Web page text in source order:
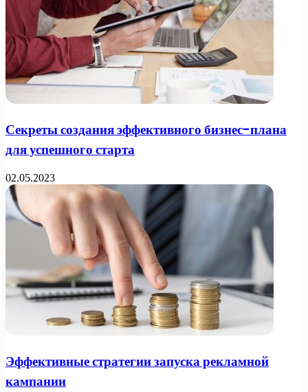
Секреты создания эффективного бизнес-плана
для успешного старта
02.05.2023
Эффективные стратегии запуска рекламной
кампании